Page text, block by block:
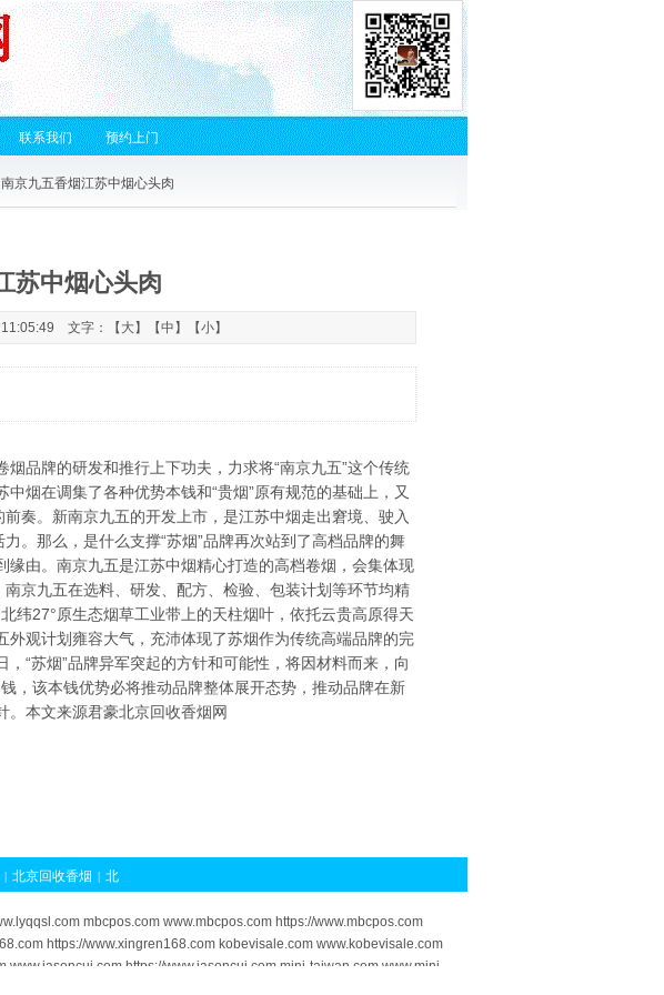
联系我们 预约上门
京九五香烟江苏中烟心头肉
苏中烟心头肉
文字：【 大】【中 】【小】
品牌的研发和推行上下功夫，力求将“南京九五”这个传统
烟在调集了各种优势本钱和“贵烟”原有规范的基础上，又
奏。新南京九五的开发上市，是江苏中烟走出窘境、驶入
。那么，是什么支撑“苏烟”品牌再次站到了高档品牌的舞
由。南京九五是江苏中烟精心打造的高档卷烟，会集体现
京九五在选料、研发、配方、检验、包装计划等环节均精
纬27°原生态烟草工业带上的天柱烟叶，依托云贵高原得天
观计划雍容大气，充沛体现了苏烟作为传统高端品牌的完
“苏烟”品牌异军突起的方针和可能性，将因材料而来，向
，该本钱优势必将推动品牌整体展开态势，推动品牌在新
。本文来源君豪北京回收香烟网
| 北京回收香烟 | 北
收冬虫夏草 |北京冬
回收茅台 |
mbcpos.com www.mbcpos.com https://www.mbcpos.com
https://www.xingren168.com kobevisale.com www.kobevisale.com
https://www.jasoncui.com mini-taiwan.com www.mini-